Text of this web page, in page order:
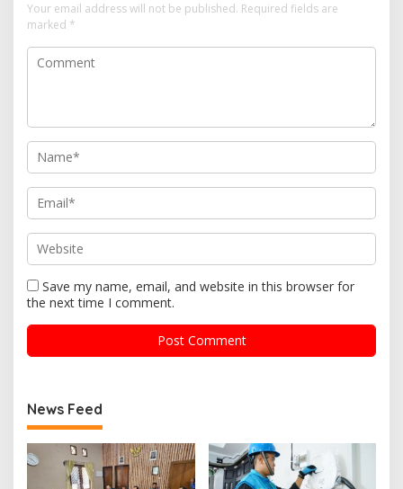
Your email address will not be published. Required fields are
marked *
Save my name, email, and website in this browser for
the next time I comment.
News Feed